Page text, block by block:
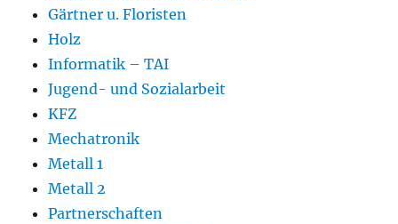
Gärtner u. Floristen
Holz
Informatik – TAI
Jugend- und Sozialarbeit
KFZ
Mechatronik
Metall 1
Metall 2
Partnerschaften